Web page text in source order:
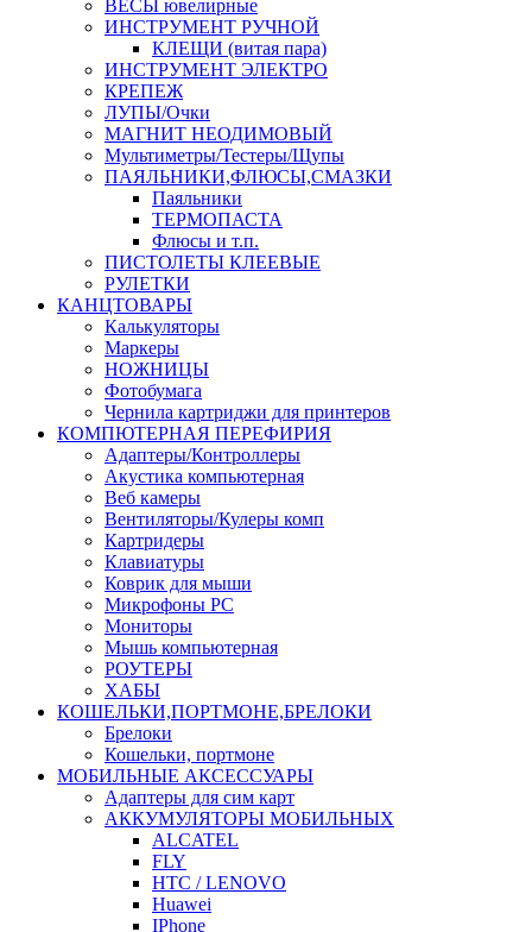
ВЕСЫ ювелирные
ИНСТРУМЕНТ РУЧНОЙ
КЛЕЩИ (витая пара)
ИНСТРУМЕНТ ЭЛЕКТРО
КРЕПЕЖ
ЛУПЫ/Очки
МАГНИТ НЕОДИМОВЫЙ
Мультиметры/Тестеры/Щупы
ПАЯЛЬНИКИ,ФЛЮСЫ,СМАЗКИ
Паяльники
ТЕРМОПАСТА
Флюсы и т.п.
ПИСТОЛЕТЫ КЛЕЕВЫЕ
РУЛЕТКИ
КАНЦТОВАРЫ
Калькуляторы
Маркеры
НОЖНИЦЫ
Фотобумага
Чернила картриджи для принтеров
КОМПЮТЕРНАЯ ПЕРЕФИРИЯ
Адаптеры/Контроллеры
Акустика компьютерная
Веб камеры
Вентиляторы/Кулеры комп
Картридеры
Клавиатуры
Коврик для мыши
Микрофоны PC
Мониторы
Мышь компьютерная
РОУТЕРЫ
ХАБЫ
КОШЕЛЬКИ,ПОРТМОНЕ,БРЕЛОКИ
Брелоки
Кошельки, портмоне
МОБИЛЬНЫЕ АКСЕССУАРЫ
Адаптеры для сим карт
АККУМУЛЯТОРЫ МОБИЛЬНЫХ
ALCATEL
FLY
HTC / LENOVO
Huawei
IPhone